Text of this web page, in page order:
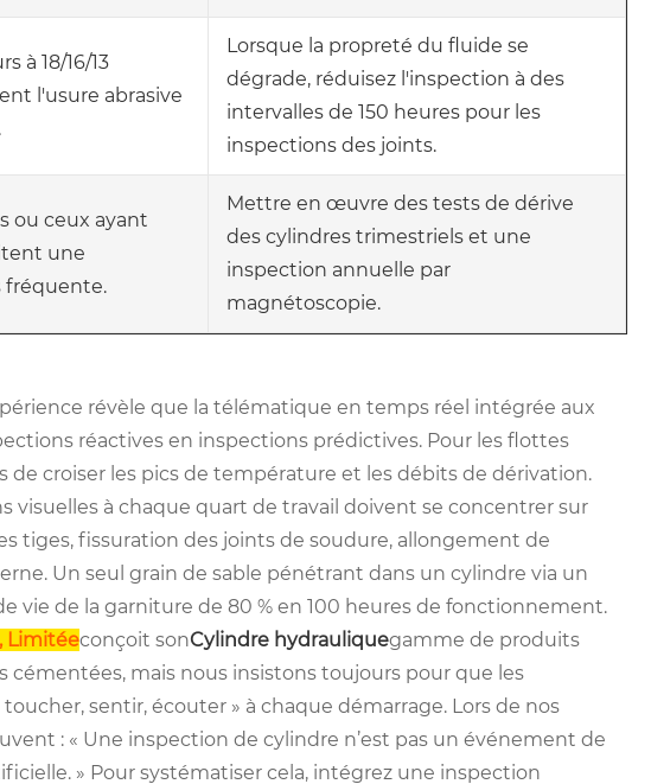
à 18/16/13
l'usure abrasive
Lorsque la propreté du fluide se
dégrade, réduisez l'inspection à des
intervalles de 150 heures pour les
inspections des joints.
ou ceux ayant
une
fréquente.
Mettre en œuvre des tests de dérive
des cylindres trimestriels et une
inspection annuelle par
magnétoscopie.
révèle que la télématique en temps réel intégrée aux
réactives en inspections prédictives. Pour les flottes
croiser les pics de température et les débits de dérivation.
visuelles à chaque quart de travail doivent se concentrer sur
tiges, fissuration des joints de soudure, allongement de
Un seul grain de sable pénétrant dans un cylindre via un
vie de la garniture de 80 % en 100 heures de fonctionnement.
Limitéeconçoit sonCylindre hydrauliquegamme de produits
cémentées, mais nous insistons toujours pour que les
sentir, écouter » à chaque démarrage. Lors de nos
: « Une inspection de cylindre n’est pas un événement de
» Pour systématiser cela, intégrez une inspection